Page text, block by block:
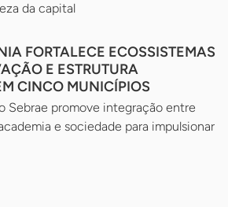
da capital
FORTALECE ECOSSISTEMAS
E ESTRUTURA
CINCO MUNICÍPIOS
Sebrae promove integração entre
e sociedade para impulsionar